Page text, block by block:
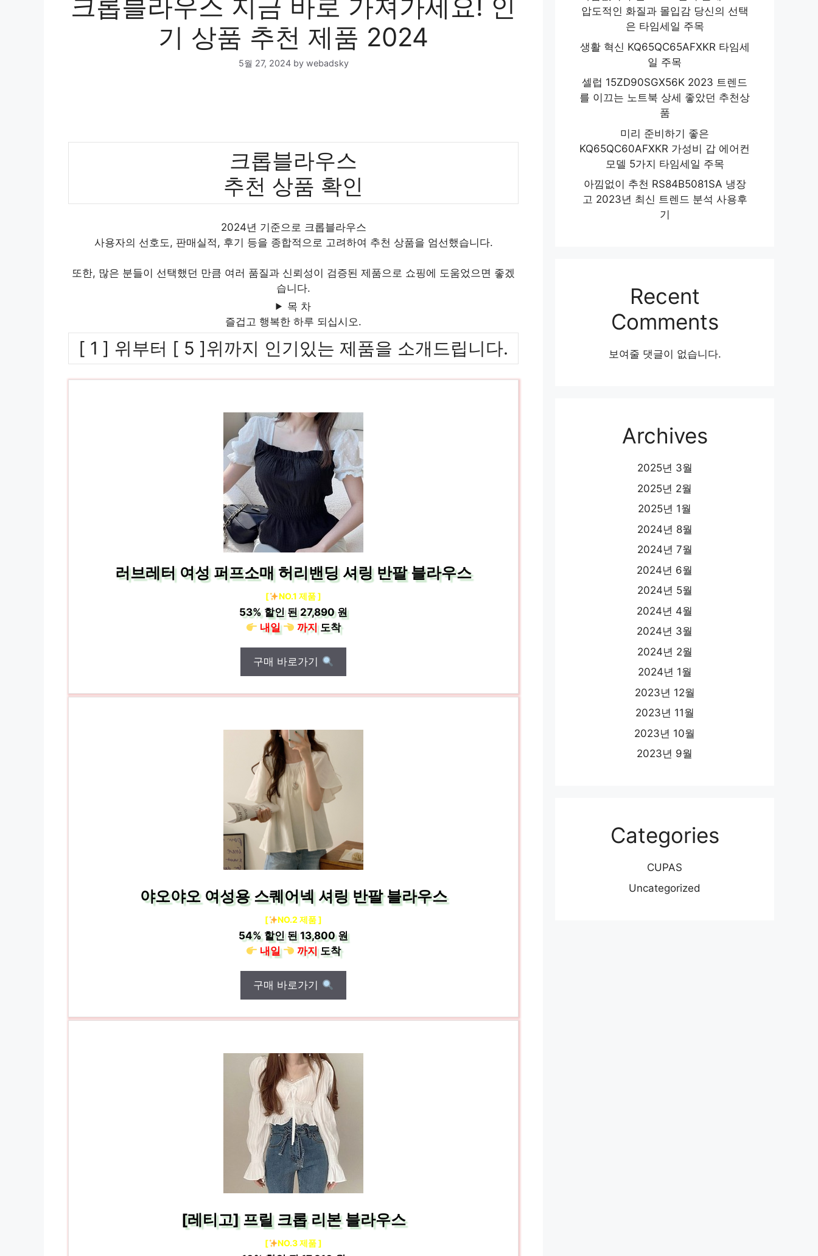
크롭블라우스 지금 바로 가져가세요! 인
기 상품 추천 제품 2024
5월 27, 2024 by webadsky
크롭블라우스
추천 상품 확인
2024년 기준으로 크롭블라우스
사용자의 선호도, 판매실적, 후기 등을 종합적으로 고려하여 추천 상품을 엄선했습니다.
또한, 많은 분들이 선택했던 만큼 여러 품질과 신뢰성이 검증된 제품으로 쇼핑에 도움었으면 좋겠
습니다.
목 차
즐겁고 행복한 하루 되십시오.
[ 1 ] 위부터 [ 5 ]위까지 인기있는 제품을 소개드립니다.
러브레터 여성 퍼프소매 허리밴딩 셔링 반팔 블라우스
[ NO.1 제품 ]
53%할인 된27,890 원
내일
까지도착
구매 바로가기
야오야오 여성용 스퀘어넥 셔링 반팔 블라우스
[ NO.2 제품 ]
54%할인 된13,800 원
내일
까지도착
구매 바로가기
[레티고] 프릴 크롭 리본 블라우스
[ NO.3 제품 ]
압도적인 화질과 몰입감 당신의 선택
은 타임세일 주목
생활 혁신 KQ65QC65AFXKR 타임세
일 주목
셀럽 15ZD90SGX56K 2023 트렌드
를 이끄는 노트북 상세 좋았던 추천상
품
미리 준비하기 좋은
KQ65QC60AFXKR 가성비 갑 에어컨
모델 5가지 타임세일 주목
아낌없이 추천 RS84B5081SA 냉장
고 2023년 최신 트렌드 분석 사용후
기
Recent
Comments
보여줄 댓글이 없습니다.
Archives
2025년 3월
2025년 2월
2025년 1월
2024년 8월
2024년 7월
2024년 6월
2024년 5월
2024년 4월
2024년 3월
2024년 2월
2024년 1월
2023년 12월
2023년 11월
2023년 10월
2023년 9월
Categories
CUPAS
Uncategorized